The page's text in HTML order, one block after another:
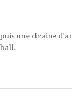
une dizaine